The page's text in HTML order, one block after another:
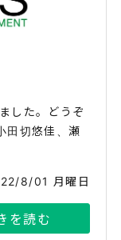
した。どうぞ
田切悠佳、瀬
8/01 月曜日
を読む